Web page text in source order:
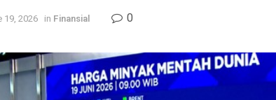
19, 2026 in Finansial 0